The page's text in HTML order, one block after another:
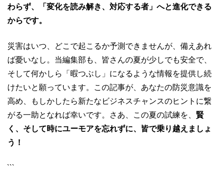
わらず、「変化を読み解き、対応する者」へと進化できる
からです。
災害はいつ、どこで起こるか予測できませんが、備えあれ
ば憂いなし。当編集部も、皆さんの夏が少しでも安全で、
そして何かしら「暇つぶし」になるような情報を提供し続
けたいと願っています。この記事が、あなたの防災意識を
高め、もしかしたら新たなビジネスチャンスのヒントに繋
がる一助となれば幸いです。さあ、この夏の試練を、 賢
く、そして時にユーモアを忘れずに、皆で乗り越えましょ
う！
```